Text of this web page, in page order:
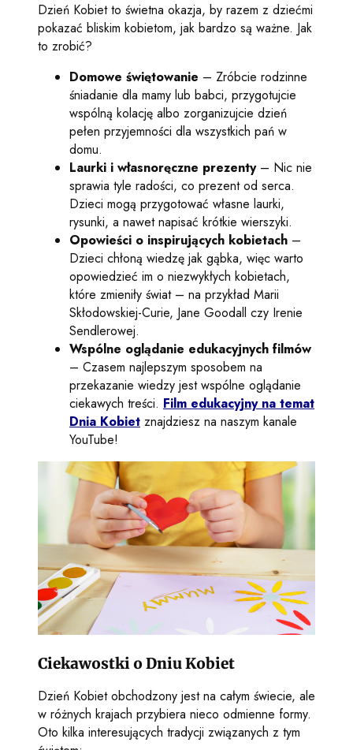
Dzień Kobiet to świetna okazja, by razem z dziećmi
pokazać bliskim kobietom, jak bardzo są ważne. Jak
to zrobić?
Domowe świętowanie – Zróbcie rodzinne
śniadanie dla mamy lub babci, przygotujcie
wspólną kolację albo zorganizujcie dzień
pełen przyjemności dla wszystkich pań w
domu.
Laurki i własnoręczne prezenty– Nic nie
sprawia tyle radości, co prezent od serca.
Dzieci mogą przygotować własne laurki,
rysunki, a nawet napisać krótkie wierszyki.
Opowieści o inspirujących kobietach –
Dzieci chłoną wiedzę jak gąbka, więc warto
opowiedzieć im o niezwykłych kobietach,
które zmieniły świat – na przykład Marii
Skłodowskiej-Curie, Jane Goodall czy Irenie
Sendlerowej.
Wspólne oglądanie edukacyjnych filmów
– Czasem najlepszym sposobem na
przekazanie wiedzy jest wspólne oglądanie
ciekawych treści. Film edukacyjny na temat
Dnia Kobiet znajdziesz na naszym kanale
YouTube!
Ciekawostki o Dniu Kobiet
Dzień Kobiet obchodzony jest na całym świecie, ale
w różnych krajach przybiera nieco odmienne formy.
Oto kilka interesujących tradycji związanych z tym